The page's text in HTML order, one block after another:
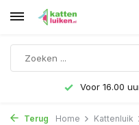
Voor 16.00
Terug Home Kattenluik